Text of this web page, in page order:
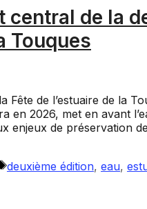
central de la
Touques
Fête de l’estuaire de la
en 2026, met en avant
enjeux de préservation
Étiquettes
deuxième édition, eau,